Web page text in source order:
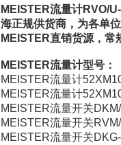
MEISTER流量计RVO/
海正规供货商，为各单
MEISTER直销货源，常
MEISTER流量计型号：
MEISTER流量计
MEISTER流量计
MEISTER流量开关
MEISTER流量开关
MEISTER流量开关